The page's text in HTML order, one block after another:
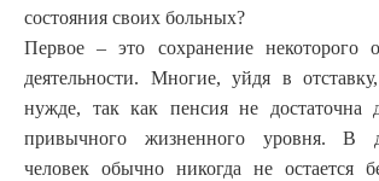
состояния своих больных?
Первое – это сохранение некоторого
деятельности. Многие, уйдя в
нужде, так как пенсия не достаточна
привычного жизненного уровня. В
человек обычно никогда не остается